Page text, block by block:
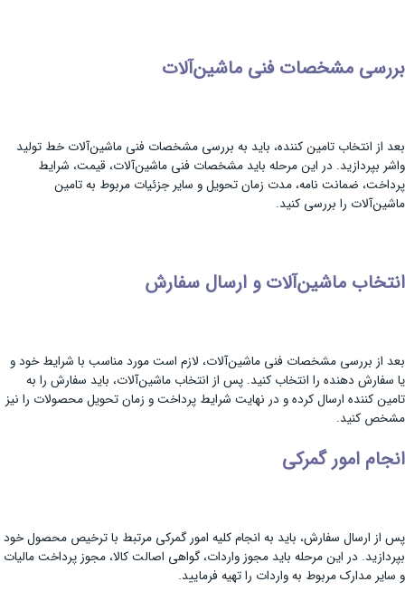
بررسی مشخصات فنی ماشین‌آلات
بعد از انتخاب تامین کننده، باید به بررسی مشخصات فنی ماشین‌آلات خط تولید
واشر بپردازید. در این مرحله باید مشخصات فنی ماشین‌آلات، قیمت، شرایط
پرداخت، ضمانت نامه، مدت زمان تحویل و سایر جزئیات مربوط به تامین
ماشین‌آلات را بررسی کنید.
انتخاب ماشین‌آلات و ارسال سفارش
بعد از بررسی مشخصات فنی ماشین‌آلات، لازم است مورد مناسب با شرایط خود و
یا سفارش دهنده را انتخاب کنید. پس از انتخاب ماشین‌آلات، باید سفارش را به
تامین کننده ارسال کرده و در نهایت شرایط پرداخت و زمان تحویل محصولات را نیز
مشخص کنید.
انجام امور گمرکی
پس از ارسال سفارش، باید به انجام کلیه امور گمرکی مرتبط با ترخیص محصول خود
بپردازید. در این مرحله باید مجوز واردات، گواهی اصالت کالا، مجوز پرداخت مالیات
و سایر مدارک مربوط به واردات را تهیه فرمایید.